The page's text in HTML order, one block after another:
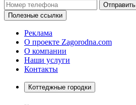
Отправить
Полезные ссылки
Реклама
О проекте Zagorodna.com
О компании
Наши услуги
Контакты
Коттеджные городки